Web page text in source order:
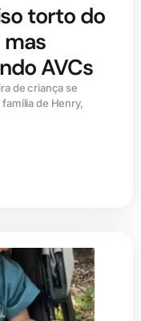
torto do
AVCs
de criança se
de Henry,